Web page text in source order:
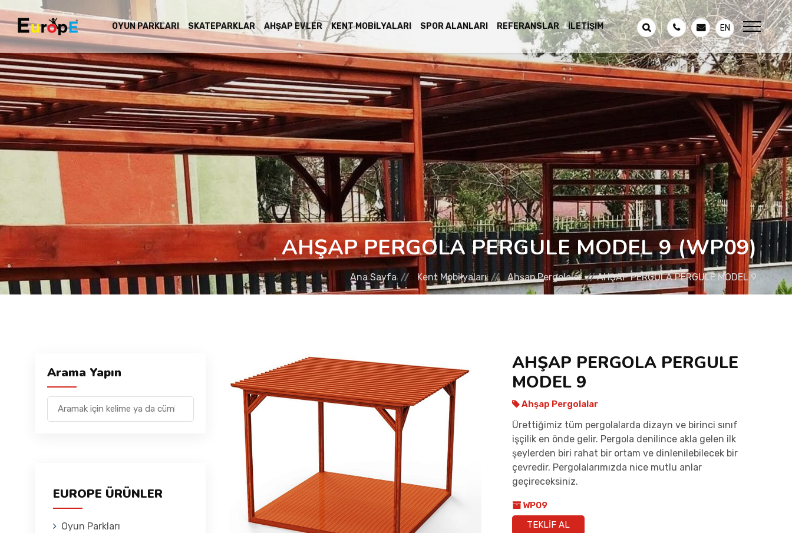
OYUN PARKLARI SKATEPARKLAR AHŞAP EVLER KENT MOBILYALARI SPOR ALANLARI REFERANSLAR İLETIŞIM EN
AHŞAP PERGOLA PERGULE MODEL 9 (WP09)
Ana Sayfa Kent Mobilyaları Ahşap Pergolalar AHŞAP PERGOLA PERGULE MODEL 9
Arama Yapın
EUROPE ÜRÜNLER
Oyun Parkları
AHŞAP PERGOLA PERGULE
MODEL 9
Ahşap Pergolalar
Ürettiğimiz tüm pergolalarda dizayn ve birinci sınıf
işçilik en önde gelir. Pergola denilince akla gelen ilk
şeylerden biri rahat bir ortam ve dinlenilebilecek bir
çevredir. Pergolalarımızda nice mutlu anlar
geçireceksiniz.
WP09
TEKLIF AL